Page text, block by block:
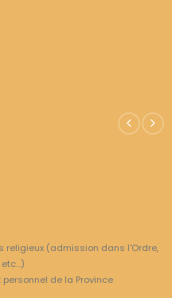
religieux (admission dans l'Ordre,
personnel de la Province